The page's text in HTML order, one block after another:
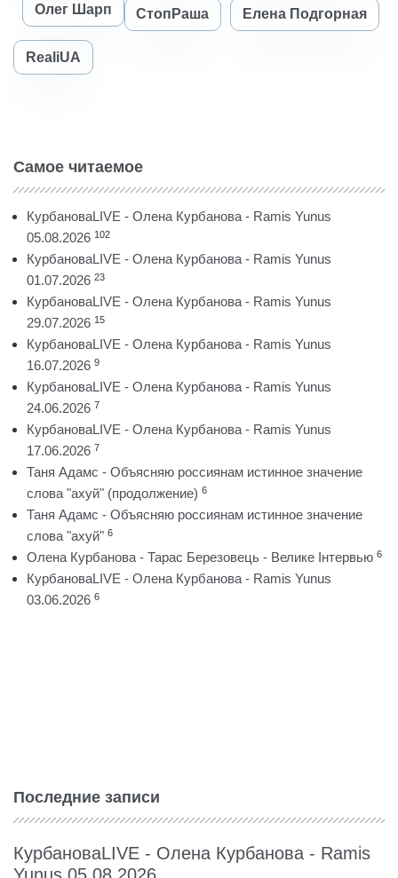
Олег Шарп СтопРаша Елена Подгорная
RealiUA
Самое читаемое
КурбановаLIVE - Олена Курбанова - Ramis Yunus
05.08.2026 102
КурбановаLIVE - Олена Курбанова - Ramis Yunus
01.07.2026 23
КурбановаLIVE - Олена Курбанова - Ramis Yunus
29.07.2026 15
КурбановаLIVE - Олена Курбанова - Ramis Yunus
16.07.2026 9
КурбановаLIVE - Олена Курбанова - Ramis Yunus
24.06.2026 7
КурбановаLIVE - Олена Курбанова - Ramis Yunus
17.06.2026 7
Таня Адамс - Объясняю россиянам истинное значение
слова "ахуй" (продолжение) 6
Таня Адамс - Объясняю россиянам истинное значение
слова "ахуй" 6
Олена Курбанова - Тарас Березовець - Велике Інтервью 6
КурбановаLIVE - Олена Курбанова - Ramis Yunus
03.06.2026 6
Последние записи
КурбановаLIVE - Олена Курбанова - Ramis
Yunus 05.08.2026